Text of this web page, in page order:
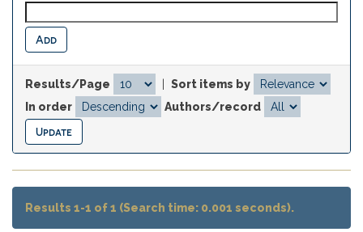
Results/Page
Sort items by
In order
Authors/record
Results 1-1 of 1 (Search time: 0.001 seconds).